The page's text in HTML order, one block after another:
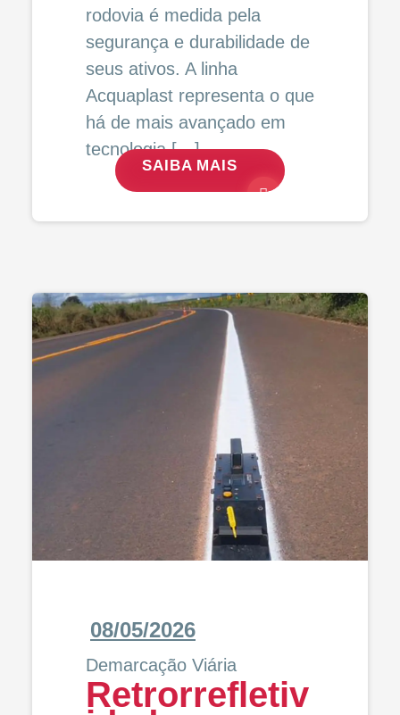
rodovia é medida pela
segurança e durabilidade de
seus ativos. A linha
Acquaplast representa o que
há de mais avançado em
tecnologia […]
SAIBA MAIS
08/05/2026
Demarcação Viária
Retrorrefletiv